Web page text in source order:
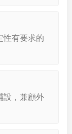
性有要求的
設，兼顧外